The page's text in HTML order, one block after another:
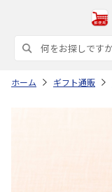
ホーム ギフト通販